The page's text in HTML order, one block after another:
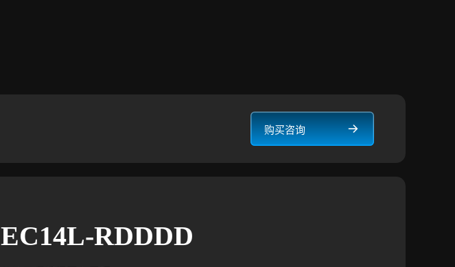
购买咨询
EC14L-RDDDD